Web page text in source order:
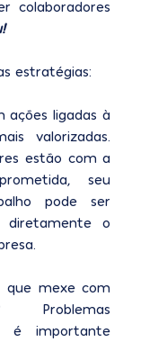
colaboradores
estratégias:
ações ligadas à
valorizadas.
estão com a
seu
pode ser
diretamente o
que mexe com
Problemas
é importante